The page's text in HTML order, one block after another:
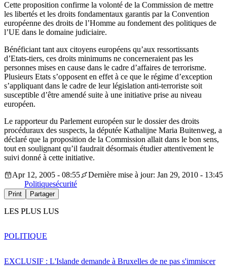
Cette proposition confirme la volonté de la Commission de mettre
les libertés et les droits fondamentaux garantis par la Convention
européenne des droits de l’Homme au fondement des politiques de
l’UE dans le domaine judiciaire.
Bénéficiant tant aux citoyens européens qu’aux ressortissants
d’Etats-tiers, ces droits minimums ne concerneraient pas les
personnes mises en cause dans le cadre d’affaires de terrorisme.
Plusieurs Etats s’opposent en effet à ce que le régime d’exception
s’appliquant dans le cadre de leur législation anti-terroriste soit
susceptible d’être amendé suite à une initiative prise au niveau
européen.
Le rapporteur du Parlement européen sur le dossier des droits
procéduraux des suspects, la députée Kathalijne Maria Buitenweg, a
déclaré que la proposition de la Commission allait dans le bon sens,
tout en soulignant qu’il faudrait désormais étudier attentivement le
suivi donné à cette initiative.
Apr 12, 2005 - 08:55
Dernière mise à jour: Jan 29, 2010 - 13:45
Politiquesécurité
Print Partager
LES PLUS LUS
EXCLUSIF : L'Islande demande à Bruxelles de ne pas s'immiscer
POLITIQUE